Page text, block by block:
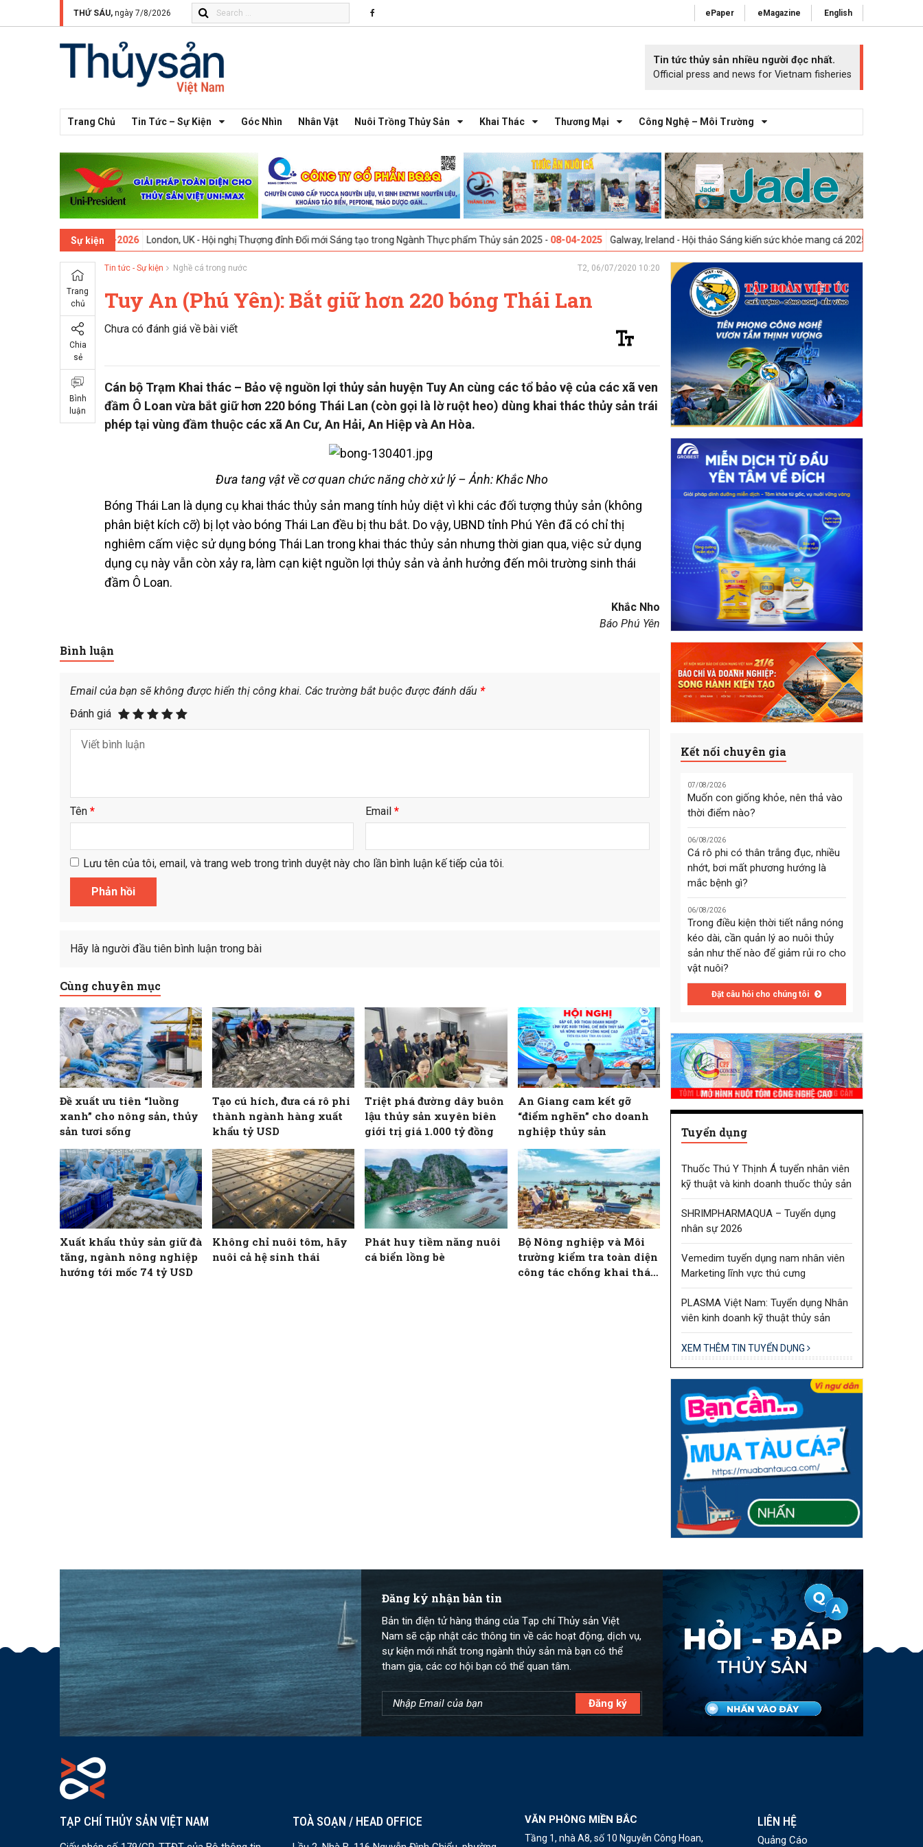
THỨ SÁU, ngày 7/8/2026 ePaper eMagazine English
Tin tức thủy sản nhiều người đọc nhất.
Official press and news for Vietnam fisheries
Trang Chủ Tin Tức – Sự Kiện Góc Nhìn Nhân Vật Nuôi Trồng Thủy Sản Khai Thác Thương Mại Công Nghệ – Môi Trường
Sự kiện
09-02-2026 London, UK - Hội nghị Thượng đỉnh Đổi mới Sáng tạo trong Ngành Thực phẩm Thủy sản 2025 -08-04-2025 Galway, Ireland - Hội thảo Sáng kiến sức khỏe mang cá 2025 -23-04-2025
Trang
chủ
Chia
sẻ
Bình
luận
Tin tức - Sự kiện Nghề cá trong nước T2, 06/07/2020 10:20
Tuy An (Phú Yên): Bắt giữ hơn 220 bóng Thái Lan
Chưa có đánh giá về bài viết
Cán bộ Trạm Khai thác – Bảo vệ nguồn lợi thủy sản huyện Tuy An cùng các tổ bảo vệ của các xã ven
đầm Ô Loan vừa bắt giữ hơn 220 bóng Thái Lan (còn gọi là lờ ruột heo) dùng khai thác thủy sản trái
phép tại vùng đầm thuộc các xã An Cư, An Hải, An Hiệp và An Hòa.
Đưa tang vật về cơ quan chức năng chờ xử lý – Ảnh: Khắc Nho
Bóng Thái Lan là dụng cụ khai thác thủy sản mang tính hủy diệt vì khi các đối tượng thủy sản (không
phân biệt kích cỡ) bị lọt vào bóng Thái Lan đều bị thu bắt. Do vậy, UBND tỉnh Phú Yên đã có chỉ thị
nghiêm cấm việc sử dụng bóng Thái Lan trong khai thác thủy sản nhưng thời gian qua, việc sử dụng
dụng cụ này vẫn còn xảy ra, làm cạn kiệt nguồn lợi thủy sản và ảnh hưởng đến môi trường sinh thái
đầm Ô Loan.
Khắc Nho
Báo Phú Yên
Bình luận
Email của bạn sẽ không được hiển thị công khai. Các trường bắt buộc được đánh dấu *
Đánh giá
Tên * Email*
Lưu tên của tôi, email, và trang web trong trình duyệt này cho lần bình luận kế tiếp của tôi.
Hãy là người đầu tiên bình luận trong bài
Cùng chuyên mục
Đề xuất ưu tiên “luồng
xanh” cho nông sản, thủy
sản tươi sống
Tạo cú hích, đưa cá rô phi
thành ngành hàng xuất
khẩu tỷ USD
Triệt phá đường dây buôn
lậu thủy sản xuyên biên
giới trị giá 1.000 tỷ đồng
An Giang cam kết gỡ
“điểm nghẽn” cho doanh
nghiệp thủy sản
Xuất khẩu thủy sản giữ đà
tăng, ngành nông nghiệp
hướng tới mốc 74 tỷ USD
Không chỉ nuôi tôm, hãy
nuôi cả hệ sinh thái
Phát huy tiềm năng nuôi
cá biển lồng bè
Bộ Nông nghiệp và Môi
trường kiểm tra toàn diện
công tác chống khai thác
Kết nối chuyên gia
07/08/2026
Muốn con giống khỏe, nên thả vào
thời điểm nào?
06/08/2026
Cá rô phi có thân trắng đục, nhiều
nhớt, bơi mất phương hướng là
mắc bệnh gì?
06/08/2026
Trong điều kiện thời tiết nắng nóng
kéo dài, cần quản lý ao nuôi thủy
sản như thế nào để giảm rủi ro cho
vật nuôi?
Đặt câu hỏi cho chúng tôi
Tuyển dụng
Thuốc Thú Y Thịnh Á tuyển nhân viên
kỹ thuật và kinh doanh thuốc thủy sản
SHRIMPHARMAQUA – Tuyển dụng
nhân sự 2026
Vemedim tuyển dụng nam nhân viên
Marketing lĩnh vực thú cưng
PLASMA Việt Nam: Tuyển dụng Nhân
viên kinh doanh kỹ thuật thủy sản
XEM THÊM TIN TUYỂN DỤNG
Đăng ký nhận bản tin
Bản tin điện tử hàng tháng của Tạp chí Thủy sản Việt
Nam sẽ cập nhật các thông tin về các hoạt động, dịch vụ,
sự kiện mới nhất trong ngành thủy sản mà bạn có thể
tham gia, các cơ hội bạn có thể quan tâm.
TẠP CHÍ THỦY SẢN VIỆT NAM TOÀ SOẠN / HEAD OFFICE VĂN PHÒNG MIỀN BẮC
Tầng 1, nhà A8, số 10 Nguyễn Công Hoan,
LIÊN HỆ
Quảng Cáo